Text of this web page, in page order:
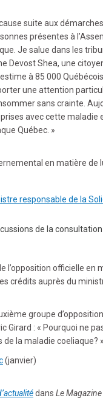
suite aux
présentes à
Je salue dans les
Devost Shea, une
à 85 000
une attention
sans crainte.
avec cette maladie
Québec. »
en matière
responsable de la
de la
l’opposition officielle en
crédits auprès du
groupe
Girard : « Pourquoi ne
la maladie coeliaque?
(janvier)
dans Le